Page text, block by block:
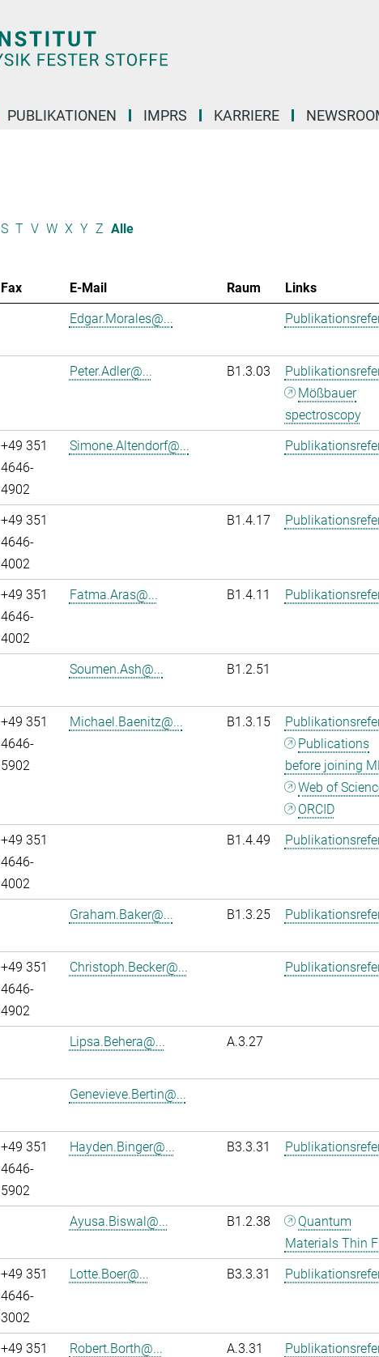
PUBLIKATIONEN IMPRS KARRIERE
S T V W X Y Z Alle
Fax E-Mail Raum
Links
Edgar.Morales@...
Peter.Adler@... B1.3.03
Mößbauer
spectroscopy
+49 351
4646-
4902
Simone.Altendorf@...
+49 351
4646-
4002
B1.4.17
+49 351
4646-
4002
Fatma.Aras@... B1.4.11
Soumen.Ash@... B1.2.51
+49 351
4646-
5902
Michael.Baenitz@... B1.3.15
Publications
before joining
Web of
ORCID
+49 351
4646-
4002
B1.4.49
Graham.Baker@... B1.3.25
+49 351
4646-
4902
Christoph.Becker@...
Lipsa.Behera@... A.3.27
Genevieve.Bertin@...
+49 351
4646-
5902
Hayden.Binger@... B3.3.31
Ayusa.Biswal@... B1.2.38
Quantum
Materials Thin
+49 351
4646-
3002
Lotte.Boer@... B3.3.31
+49 351
Robert.Borth@... A.3.31